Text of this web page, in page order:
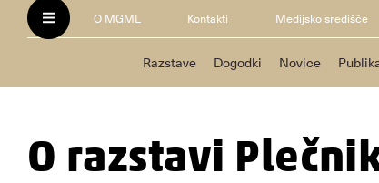
O MGML Kontakti Medijsko središče
Razstave Dogodki Novice
O razstavi